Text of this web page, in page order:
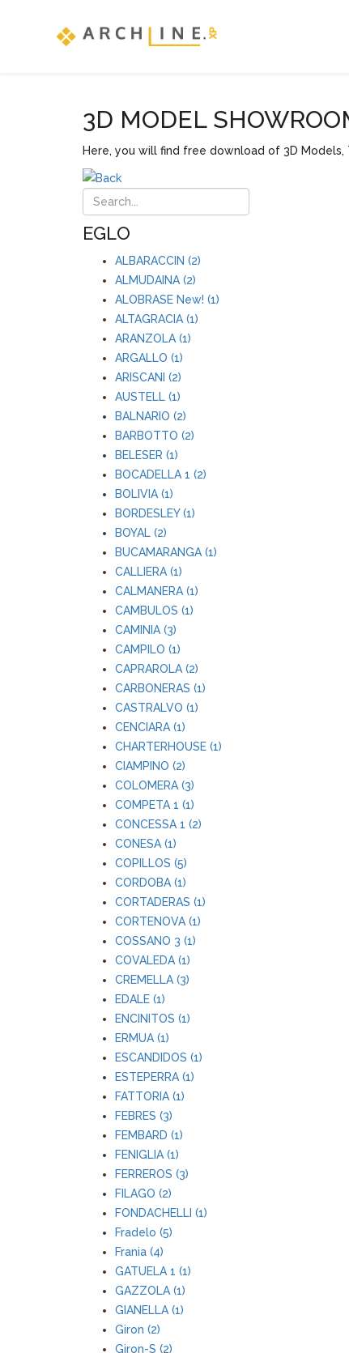
3D MODEL
Here, you will find free download of 3D
EGLO
ALBARACCIN (2)
ALMUDAINA (2)
ALOBRASE New! (1)
ALTAGRACIA (1)
ARANZOLA (1)
ARGALLO (1)
ARISCANI (2)
AUSTELL (1)
BALNARIO (2)
BARBOTTO (2)
BELESER (1)
BOCADELLA 1 (2)
BOLIVIA (1)
BORDESLEY (1)
BOYAL (2)
BUCAMARANGA (1)
CALLIERA (1)
CALMANERA (1)
CAMBULOS (1)
CAMINIA (3)
CAMPILO (1)
CAPRAROLA (2)
CARBONERAS (1)
CASTRALVO (1)
CENCIARA (1)
CHARTERHOUSE (1)
CIAMPINO (2)
COLOMERA (3)
COMPETA 1 (1)
CONCESSA 1 (2)
CONESA (1)
COPILLOS (5)
CORDOBA (1)
CORTADERAS (1)
CORTENOVA (1)
COSSANO 3 (1)
COVALEDA (1)
CREMELLA (3)
EDALE (1)
ENCINITOS (1)
ERMUA (1)
ESCANDIDOS (1)
ESTEPERRA (1)
FATTORIA (1)
FEBRES (3)
FEMBARD (1)
FENIGLIA (1)
FERREROS (3)
FILAGO (2)
FONDACHELLI (1)
Fradelo (5)
Frania (4)
GATUELA 1 (1)
GAZZOLA (1)
GIANELLA (1)
Giron (2)
Giron-S (2)